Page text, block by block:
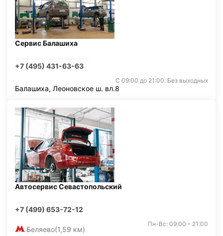
Сервис Балашиха
+7 (495) 431-63-63
С 09:00 до 21:00. Без выходных
Балашиха, Леоновское ш. вл.8
Автосервис Севастопольский
+7 (499) 653-72-12
Беляево(1,59 км)
Пн-Вс: 09:00 - 21:00